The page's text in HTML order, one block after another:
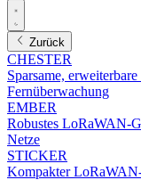
Zurück
CHESTER
Sparsame,
Fernüberwachung
EMBER
Robustes LoRaWAN-
Netze
STICKER
Kompakter